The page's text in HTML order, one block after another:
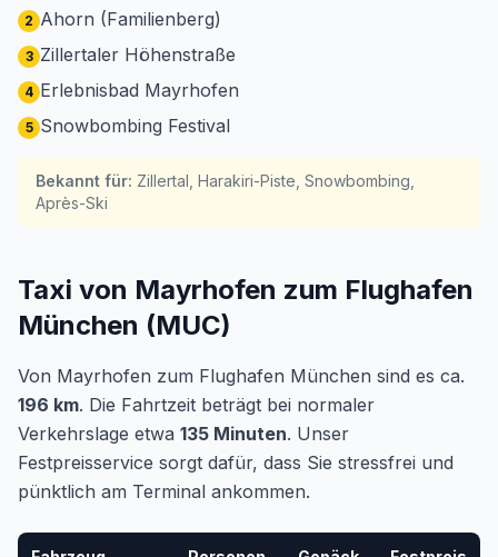
2 Ahorn (Familienberg)
3 Zillertaler Höhenstraße
4 Erlebnisbad Mayrhofen
5 Snowbombing Festival
Bekannt für: Zillertal, Harakiri-Piste, Snowbombing,
Après-Ski
Taxi von Mayrhofen zum Flughafen
München (MUC)
Von Mayrhofen zum Flughafen München sind es ca.
196 km. Die Fahrtzeit beträgt bei normaler
Verkehrslage etwa 135 Minuten. Unser
Festpreisservice sorgt dafür, dass Sie stressfrei und
pünktlich am Terminal ankommen.